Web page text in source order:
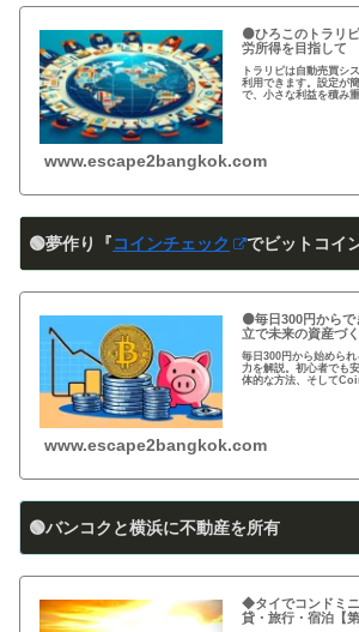
🟠ひろこのトラリ
労所得を目指して
トラリピは自動売買シ
利用できます。設定が
で、小さな利益を積み
www.escape2bangkok.com
🟢夢作り『コインチェック でビットコイ
🟠毎日300円から
立で未来の資産づ
毎日300円から始めら
力を解説。初心者でも
体的な方法、そして
www.escape2bangkok.com
🟢バンコクと横浜に不動産を所有
◆タイでコンドミ
貸・旅行・宿泊【第